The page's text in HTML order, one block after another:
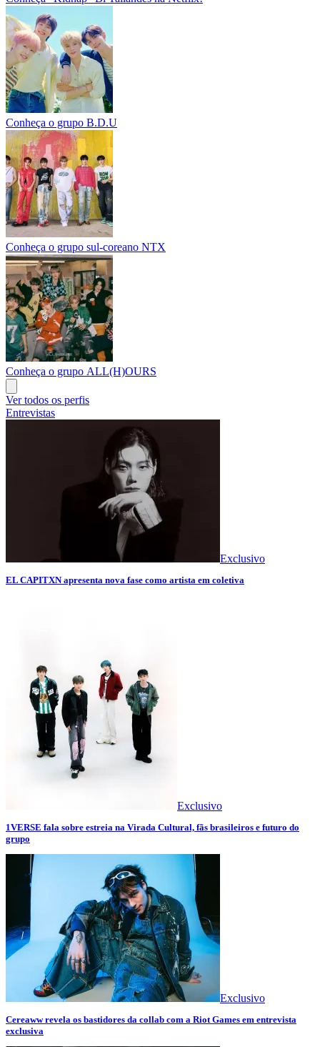
Conheça o grupo B.D.U
Conheça o grupo sul-coreano NTX
Conheça o grupo ALL(H)OURS
Ver todos os perfis
Entrevistas
Exclusivo
EL CAPITXN apresenta nova fase como artista em coletiva
Exclusivo
1VERSE fala sobre estreia na Virada Cultural, fãs brasileiros e futuro do
grupo
Exclusivo
Cereaww revela os bastidores da collab com a Riot Games em entrevista
exclusiva